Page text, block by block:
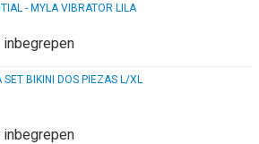
- MYLA VIBRATOR LILA
SET BIKINI DOS PIEZAS L/XL